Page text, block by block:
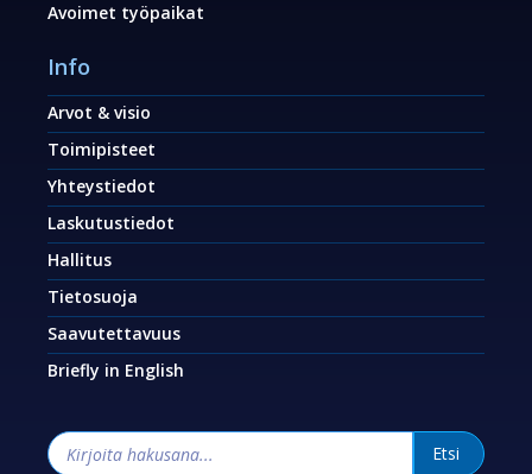
Avoimet työpaikat
Info
Arvot & visio
Toimipisteet
Yhteystiedot
Laskutustiedot
Hallitus
Tietosuoja
Saavutettavuus
Briefly in English